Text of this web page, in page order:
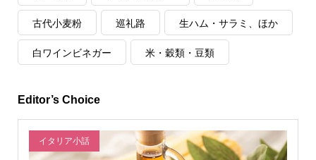
古代小麦粉 巡礼路 生ハム・サラミ、ほか
白ワインビネガー 米・穀類・豆類
Editor’s Choice
イタリア小話